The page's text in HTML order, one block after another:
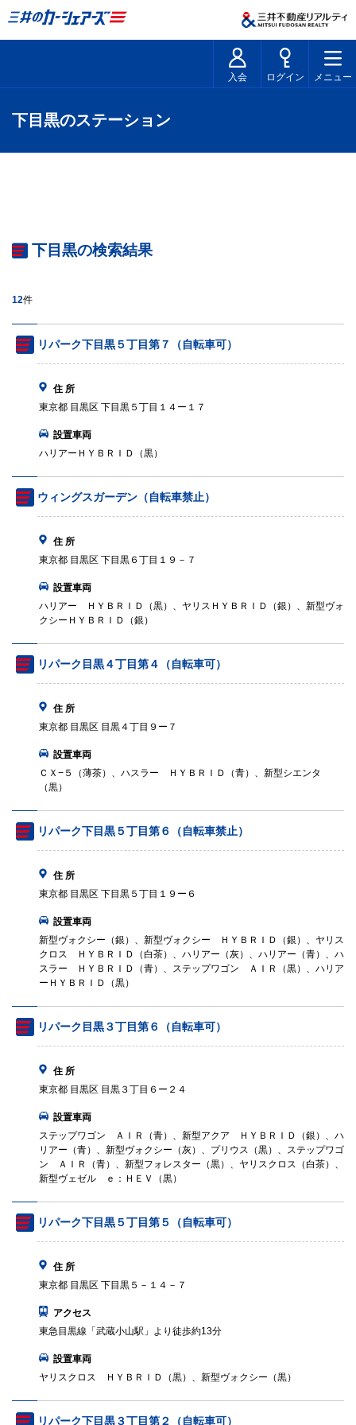
入会 ログイン メニュー
下目黒のステーション
下目黒の検索結果
12件
リパーク下目黒５丁目第７（自転車可）
住 所
東京都 目黒区 下目黒５丁目１４ー１７
設置車両
ハリアーＨＹＢＲＩＤ（黒）
ウィングスガーデン（自転車禁止）
住 所
東京都 目黒区 下目黒６丁目１９－７
設置車両
ハリアー ＨＹＢＲＩＤ（黒）、ヤリスＨＹＢＲＩＤ（銀）、新型ヴォ
クシーＨＹＢＲＩＤ（銀）
リパーク目黒４丁目第４（自転車可）
住 所
東京都 目黒区 目黒４丁目９ー７
設置車両
ＣＸ−５（薄茶）、ハスラー ＨＹＢＲＩＤ（青）、新型シエンタ
（黒）
リパーク下目黒５丁目第６（自転車禁止）
住 所
東京都 目黒区 下目黒５丁目１９ー６
設置車両
新型ヴォクシー（銀）、新型ヴォクシー ＨＹＢＲＩＤ（銀）、ヤリス
クロス ＨＹＢＲＩＤ（白茶）、ハリアー（灰）、ハリアー（青）、ハ
スラー ＨＹＢＲＩＤ（青）、ステップワゴン ＡＩＲ（黒）、ハリア
ーＨＹＢＲＩＤ（黒）
リパーク目黒３丁目第６（自転車可）
住 所
東京都 目黒区 目黒３丁目６ー２４
設置車両
ステップワゴン ＡＩＲ（青）、新型アクア ＨＹＢＲＩＤ（銀）、ハ
リアー（青）、新型ヴォクシー（灰）、プリウス（黒）、ステップワゴ
ン ＡＩＲ（青）、新型フォレスター（黒）、ヤリスクロス（白茶）、
新型ヴェゼル ｅ：ＨＥＶ（黒）
リパーク下目黒５丁目第５（自転車可）
住 所
東京都 目黒区 下目黒５－１４－７
アクセス
東急目黒線「武蔵小山駅」より徒歩約13分
設置車両
ヤリスクロス ＨＹＢＲＩＤ（黒）、新型ヴォクシー（黒）
リパーク下目黒３丁目第２（自転車可）